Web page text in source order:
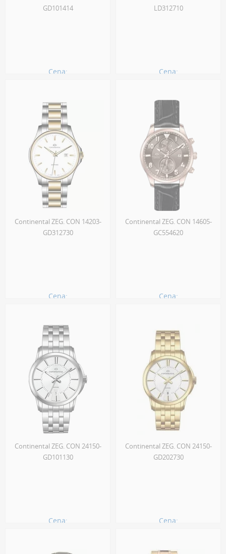
GD101414
Cena:
LD312710
Cena:
Continental ZEG. CON 14203-
GD312730
Cena:
Continental ZEG. CON 14605-
GC554620
Cena:
Continental ZEG. CON 24150-
GD101130
Cena:
Continental ZEG. CON 24150-
GD202730
Cena: